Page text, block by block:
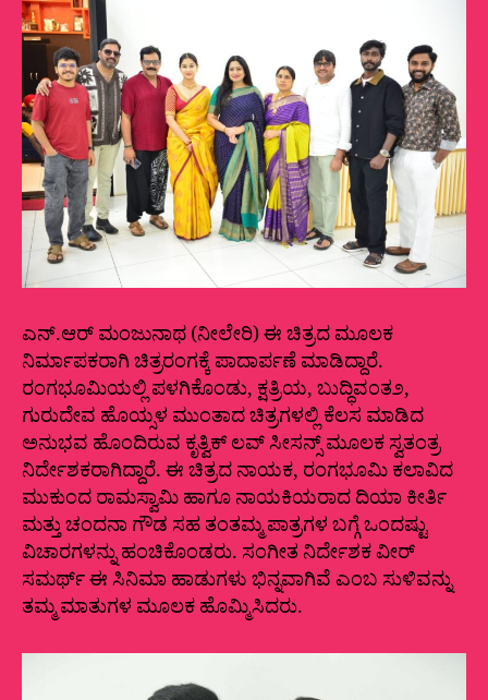
ಎನ್.ಆರ್ ಮಂಜುನಾಥ (ನೀಲೇರಿ) ಈ ಚಿತ್ರದ ಮೂಲಕ
ನಿರ್ಮಾಪಕರಾಗಿ ಚಿತ್ರರಂಗಕ್ಕೆ ಪಾದಾರ್ಪಣೆ ಮಾಡಿದ್ದಾರೆ.
ರಂಗಭೂಮಿಯಲ್ಲಿ ಪಳಗಿಕೊಂಡು, ಕ್ಷತ್ರಿಯ, ಬುದ್ಧಿವಂತ೨,
ಗುರುದೇವ ಹೊಯ್ಸಳ ಮುಂತಾದ ಚಿತ್ರಗಳಲ್ಲಿ ಕೆಲಸ ಮಾಡಿದ
ಅನುಭವ ಹೊಂದಿರುವ ಕೃತ್ವಿಕ್ ಲವ್ ಸೀಸನ್ಸ್ ಮೂಲಕ ಸ್ವತಂತ್ರ
ನಿರ್ದೇಶಕರಾಗಿದ್ದಾರೆ. ಈ ಚಿತ್ರದ ನಾಯಕ, ರಂಗಭೂಮಿ ಕಲಾವಿದ
ಮುಕುಂದ ರಾಮಸ್ವಾಮಿ ಹಾಗೂ ನಾಯಕಿಯರಾದ ದಿಯಾ ಕೀರ್ತಿ
ಮತ್ತು ಚಂದನಾ ಗೌಡ ಸಹ ತಂತಮ್ಮ ಪಾತ್ರಗಳ ಬಗ್ಗೆ ಒಂದಷ್ಟು
ವಿಚಾರಗಳನ್ನು ಹಂಚಿಕೊಂಡರು. ಸಂಗೀತ ನಿರ್ದೇಶಕ ವೀರ್
ಸಮರ್ಥ್ ಈ ಸಿನಿಮಾ ಹಾಡುಗಳು ಭಿನ್ನವಾಗಿವೆ ಎಂಬ ಸುಳಿವನ್ನು
ತಮ್ಮ ಮಾತುಗಳ ಮೂಲಕ ಹೊಮ್ಮಿಸಿದರು.